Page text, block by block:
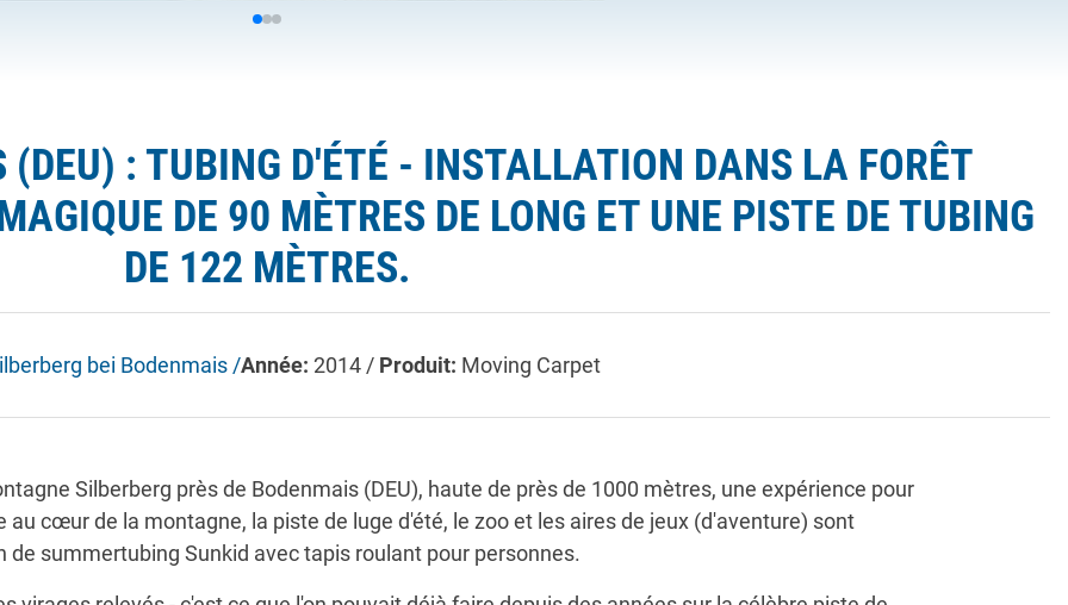
(DEU) : TUBING D'ÉTÉ - INSTALLATION DANS LA FORÊT
DE 90 MÈTRES DE LONG ET UNE PISTE DE TUBING
DE 122 MÈTRES.
bei Bodenmais /Année: 2014 / Produit: Moving Carpet
Silberberg près de Bodenmais (DEU), haute de près de 1000 mètres, une expérience pour
cœur de la montagne, la piste de luge d'été, le zoo et les aires de jeux (d'aventure) sont
summertubing Sunkid avec tapis roulant pour personnes.